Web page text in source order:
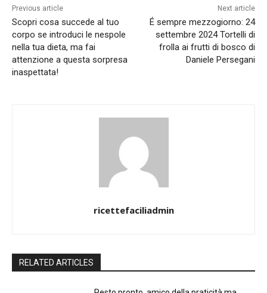
Previous article
Scopri cosa succede al tuo
corpo se introduci le nespole
nella tua dieta, ma fai
attenzione a questa sorpresa
inaspettata!
Next article
É sempre mezzogiorno: 24
settembre 2024 Tortelli di
frolla ai frutti di bosco di
Daniele Persegani
ricettefaciliadmin
RELATED ARTICLES